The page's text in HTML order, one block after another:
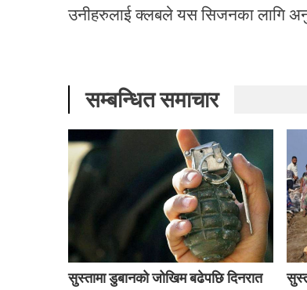
उनीहरुलाई क्लबले यस सिजनका लागि
सम्बन्धित समाचार
सुस्तामा डुबानको जोखिम बढेपछि दिनरात